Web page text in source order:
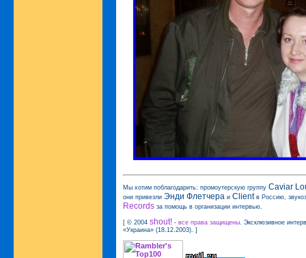
Мы хотим поблагодарить: промоутерскую группу Caviar
они привезли Энди Флетчера и Clientв Россию,
Records за помощь в организации интервью.
[ © 2004 shout! - все права защищены. Эксклюзивное
«Украина» (18.12.2003). ]